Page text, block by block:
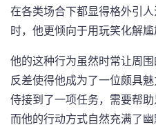
在各类场合下都显得格外引
时，他更倾向于用玩笑化解尴
他的这种行为虽然时常让周
反差使得他成为了一位颇具
侍接到了一项任务，需要帮
而他的行动方式自然充满了